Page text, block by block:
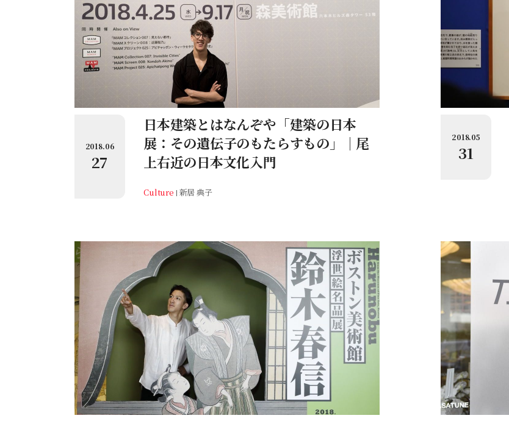
2018.06
27
日本建築とはなんぞや「建築の日本
展：その遺伝子のもたらすもの」｜尾
上右近の日本文化入門
Culture 新居 典子
2018.05
31